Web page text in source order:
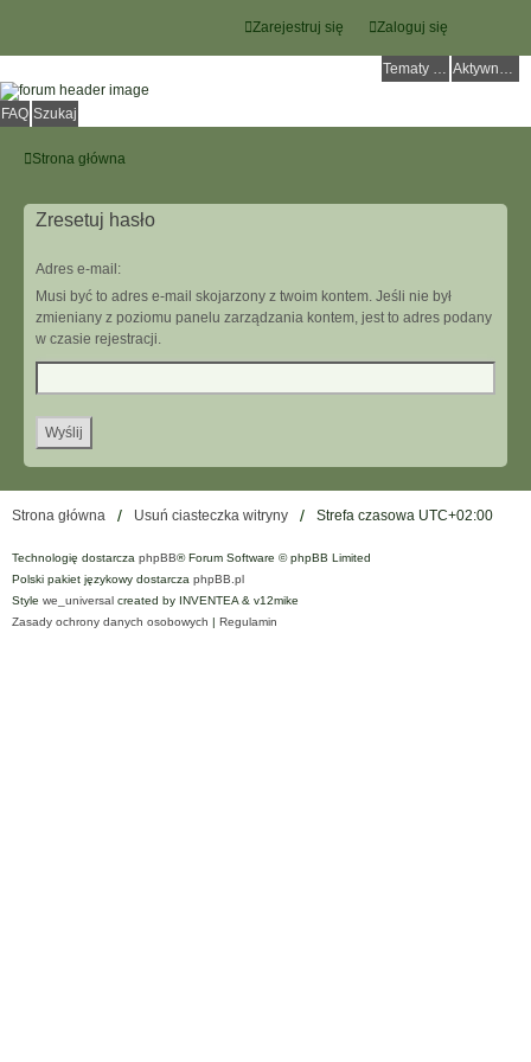
Zaloguj się
Zarejestruj się
Tematy bez odpowiedzi Aktywne tematy
FAQ Szukaj
Strona główna
Zresetuj hasło
Adres e-mail:
Musi być to adres e-mail skojarzony z twoim kontem. Jeśli nie był
zmieniany z poziomu panelu zarządzania kontem, jest to adres podany
w czasie rejestracji.
Strona główna Usuń ciasteczka witryny Strefa czasowa UTC+02:00
Technologię dostarcza phpBB® Forum Software © phpBB Limited
Polski pakiet językowy dostarcza phpBB.pl
Style we_universal created by INVENTEA & v12mike
Zasady ochrony danych osobowych | Regulamin